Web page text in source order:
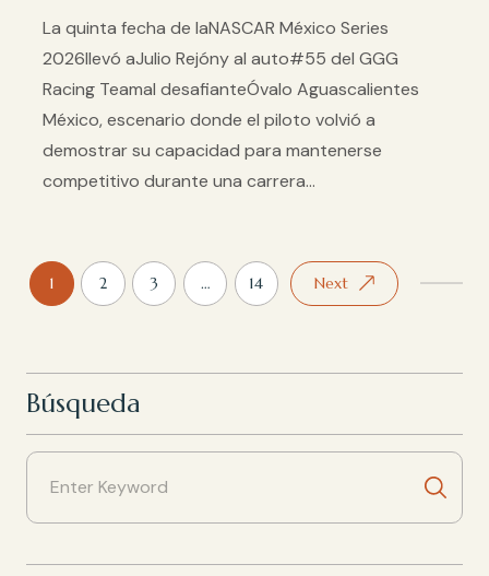
La quinta fecha de laNASCAR México Series
2026llevó aJulio Rejóny al auto#55 del GGG
Racing Teamal desafianteÓvalo Aguascalientes
México, escenario donde el piloto volvió a
demostrar su capacidad para mantenerse
competitivo durante una carrera...
1 2 3 … 14 Next
Búsqueda